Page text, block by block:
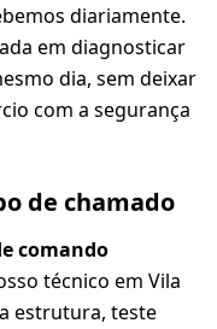
diariamente.
em diagnosticar
dia, sem deixar
com a segurança
de chamado
comando
técnico em Vila
estrutura, teste